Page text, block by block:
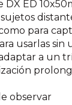
DX ED
para
usarlas
a un
observar